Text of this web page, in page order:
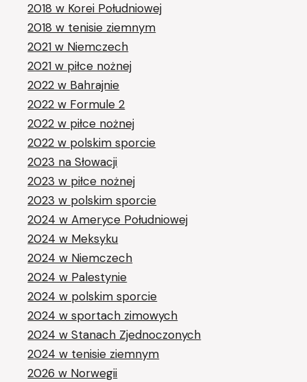
2018 w Korei Południowej
2018 w tenisie ziemnym
2021 w Niemczech
2021 w piłce nożnej
2022 w Bahrajnie
2022 w Formule 2
2022 w piłce nożnej
2022 w polskim sporcie
2023 na Słowacji
2023 w piłce nożnej
2023 w polskim sporcie
2024 w Ameryce Południowej
2024 w Meksyku
2024 w Niemczech
2024 w Palestynie
2024 w polskim sporcie
2024 w sportach zimowych
2024 w Stanach Zjednoczonych
2024 w tenisie ziemnym
2026 w Norwegii